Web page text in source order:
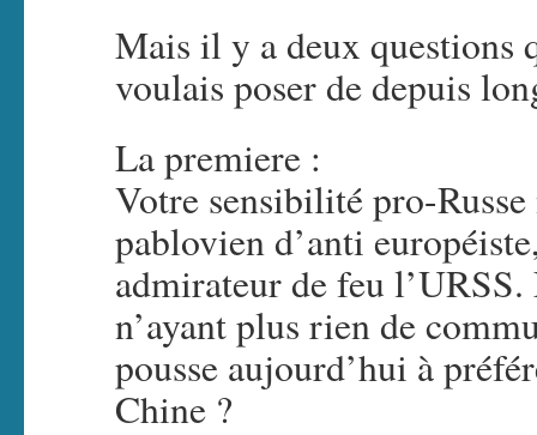
Mais il y a deux questions
voulais poser de depuis
La premiere :
Votre sensibilité pro-Russe
pablovien d’anti
admirateur de feu
n’ayant plus rien de
pousse aujourd’hui à
Chine ?